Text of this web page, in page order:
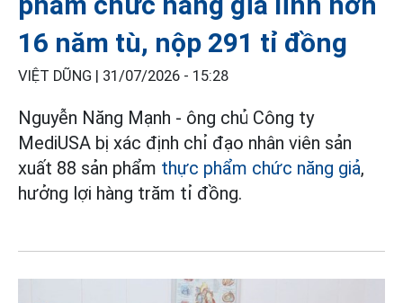
16 năm tù, nộp 291 tỉ đồng
VIỆT DŨNG | 31/07/2026 - 15:28
Nguyễn Năng Mạnh - ông chủ Công ty
MediUSA bị xác định chỉ đạo nhân viên sản
xuất 88 sản phẩm thực phẩm chức năng giả,
hưởng lợi hàng trăm tỉ đồng.